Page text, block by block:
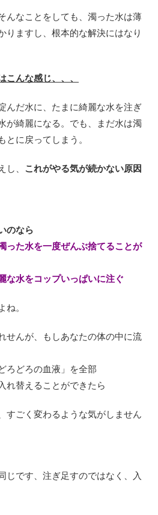
んなことをしても、濁った水は薄
りますし、根本的な解決にはなり
こんな感じ、、、
んだ水に、たまに綺麗な水を注ぎ
が綺麗になる。でも、まだ水は濁
とに戻ってしまう。
し、 これがやる気が続かない原因
のなら
った水を一度ぜんぶ捨てることが
な水をコップいっぱいに注ぐ
ね。
せんが、もしあなたの体の中に流
ろどろの血液」を全部
れ替えることができたら
すごく変わるような気がしません
じです、注ぎ足すのではなく、入